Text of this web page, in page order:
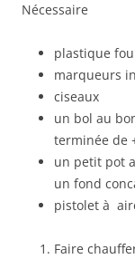
Nécessaire
plastique
marqueurs
ciseaux
un bol au
terminée de
un petit pot
un fond
pistolet à
Faire